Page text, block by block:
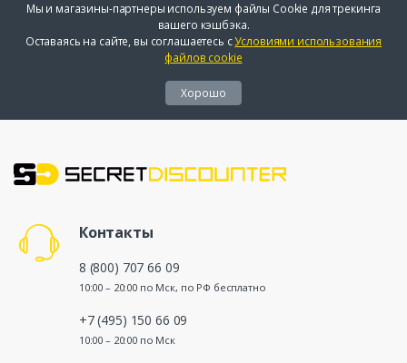
Мы и магазины-партнеры используем файлы Cookie для трекинга
вашего кэшбэка.
Оставаясь на сайте, вы соглашаетесь сУсловиями использования
файлов cookie
Хорошо
Контакты
8 (800) 707 66 09
10:00 – 20:00 по Мск, по РФ бесплатно
+7 (495) 150 66 09
10:00 – 20:00 по Мск